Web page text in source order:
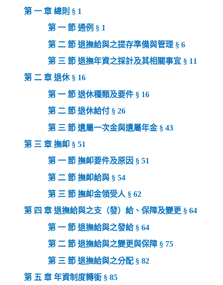
第 一 章 總則 § 1
第 一 節 通例 § 1
第 二 節 退撫給與之提存準備與管理 § 6
第 三 節 退撫年資之採計及其相關事宜 § 11
第 二 章 退休 § 16
第 一 節 退休種類及要件 § 16
第 二 節 退休給付 § 26
第 三 節 遺屬一次金與遺屬年金 § 43
第 三 章 撫卹 § 51
第 一 節 撫卹要件及原因 § 51
第 二 節 撫卹給與 § 54
第 三 節 撫卹金領受人 § 62
第 四 章 退撫給與之支（發）給、保障及變更 § 64
第 一 節 退撫給與之發給 § 64
第 二 節 退撫給與之變更與保障 § 75
第 三 節 退撫給與之分配 § 82
第 五 章 年資制度轉銜 § 85